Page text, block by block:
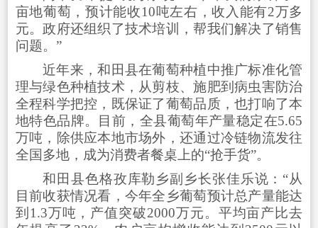
亩地葡萄，预计能收10吨左右，收入能有2万多
元。政府还组织了技术培训，帮我们解决了销售
问题。”
近年来，和田县在葡萄种植中推广标准化管
理与绿色种植技术，从剪枝、施肥到病虫害防治
全程科学把控，既保证了葡萄品质，也打响了本
地特色品牌。目前，全县葡萄年产量稳定在5.65
万吨，除供应本地市场外，还通过冷链物流发往
全国多地，成为消费者餐桌上的“抢手货”。
和田县色格孜库勒乡副乡长张佳乐说：“从
目前收获情况看，今年全乡葡萄预计总产量能达
到1.3万吨，产值突破2000万元。平均亩产比去